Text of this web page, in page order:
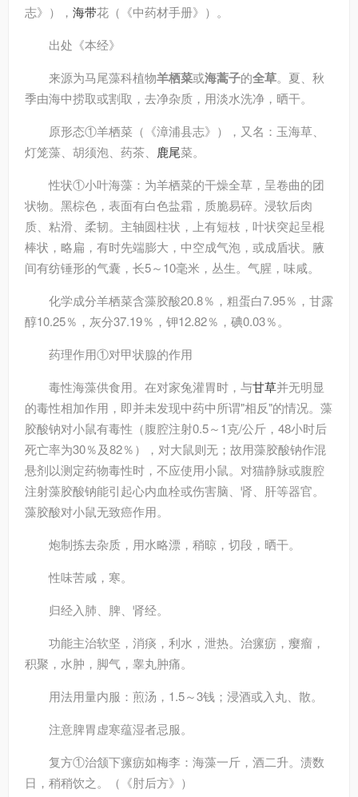
志》）， 海带花（《中药材手册》）。
出处 《本经》
来源为马尾藻科植物羊栖菜或海蒿子的全草。夏、秋
季由海中捞取或割取，去净杂质，用淡水洗净，晒干。
原形态①羊栖菜（《漳浦县志》），又名：玉海草、
灯笼藻、胡须泡、药茶、 鹿尾菜。
性状①小叶海藻：为羊栖菜的干燥全草，呈卷曲的团
状物。黑棕色，表面有白色盐霜，质脆易碎。浸软后肉
质、粘滑、柔韧。主轴圆柱状，上有短枝，叶状突起呈棍
棒状，略扁，有时先端膨大，中空成气泡，或成盾状。腋
间有纺锤形的气囊，长5～10毫米，丛生。气腥，味咸。
化学成分羊栖菜含藻胶酸20.8％，粗蛋白7.95％，甘露
醇10.25％，灰分37.19％，钾12.82％，碘0.03％。
药理作用①对甲状腺的作用
毒性海藻供食用。在对家兔灌胃时，与甘草并无明显
的毒性相加作用，即并未发现中药中所谓"相反"的情况。藻
胶酸钠对小鼠有毒性（腹腔注射0.5～1克/公斤，48小时后
死亡率为30％及82％），对大鼠则无；故用藻胶酸钠作混
悬剂以测定药物毒性时，不应使用小鼠。对猫静脉或腹腔
注射藻胶酸钠能引起心内血栓或伤害脑、肾、肝等器官。
藻胶酸对小鼠无致癌作用。
炮制拣去杂质，用水略漂，稍晾，切段，晒干。
性味苦咸，寒。
归经入肺、脾、肾经。
功能主治软坚，消痰，利水，泄热。治瘰疬，瘿瘤，
积聚，水肿，脚气，睾丸肿痛。
用法用量内服：煎汤，1.5～3钱；浸酒或入丸、散。
注意脾胃虚寒蕴湿者忌服。
复方①治颔下瘰疬如梅李：海藻一斤，酒二升。渍数
日，稍稍饮之。（《肘后方》）